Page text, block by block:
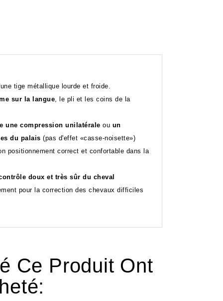
tige métallique lourde et froide.
sur la langue, le pli et les coins de la
une compression unilatérale ou un
du palais (pas d'effet «casse-noisette»)
positionnement correct et confortable dans la
doux et très sûr du cheval
pour la correction des chevaux difficiles
Ce Produit Ont